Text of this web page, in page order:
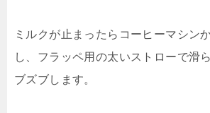
ミルクが止まったらコーヒーマシン
し、フラッペ用の太いストローで滑
ブズブします。